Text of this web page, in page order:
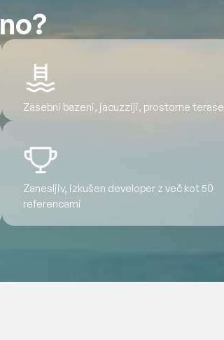
Zasebni bazeni, jacuzziji, prostorne terase
Zanesljiv, izkušen developer z več kot 50
referencami